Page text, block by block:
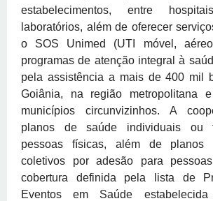
estabelecimentos, entre
laboratórios, além de oferecer
o SOS Unimed (UTI móvel,
programas de atenção integral à
pela assistência a mais de 400 mil
Goiânia, na região metropolitana
municípios circunvizinhos. A
planos de saúde individuais ou
pessoas físicas, além de planos
coletivos por adesão para
cobertura definida pela lista de
Eventos em Saúde